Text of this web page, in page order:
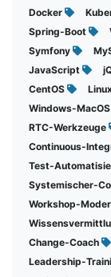
Docker
Spring-Boot
Symfony
JavaScript
CentOS
Windows-MacOS
RTC-Werkzeuge
Continuous-
Test-
Systemischer-
Workshop-
Change-Coach
Leadership-